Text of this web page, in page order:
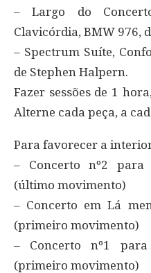
– Largo do
Clavicórdia, BMW 976,
– Spectrum Suíte,
de Stephen Halpern.
Fazer sessões de 1
Alterne cada peça, a
Para favorecer a
– Concerto nº2 para
(último movimento)
– Concerto em Lá
(primeiro movimento)
– Concerto nº1
(primeiro movimento)